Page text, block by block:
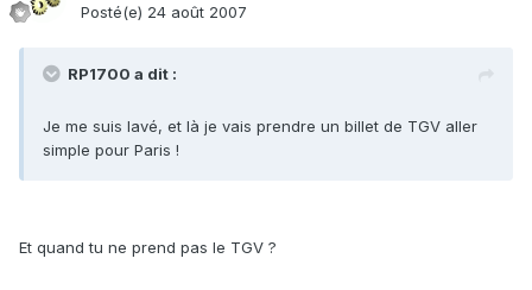
Posté(e) 24 août 2007
RP1700 a dit :
Je me suis lavé, et là je vais prendre un billet de TGV aller
simple pour Paris !
Et quand tu ne prend pas le TGV ?